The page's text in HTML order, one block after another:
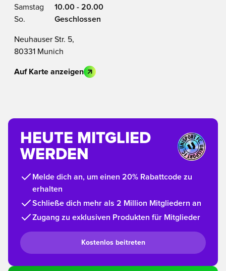
Samstag
10.00 - 20.00
So.
Geschlossen
Neuhauser Str. 5,
80331 Munich
Auf Karte anzeigen
HEUTE MITGLIED
WERDEN
Melde dich an, um einen 20% Rabattcode zu
erhalten
Schließe dich mehr als 2 Million Mitgliedern an
Zugang zu exklusiven Produkten für Mitglieder
Kostenlos beitreten